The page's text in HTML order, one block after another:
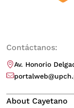
Contáctanos:
Av. Honorio
About Cayetano